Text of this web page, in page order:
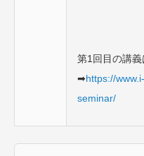
第1回目の講
➡https://
seminar/